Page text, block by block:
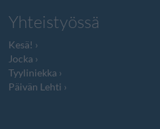
Yhteistyössä
Kesä!
Jocka
Tyyliniekka
Päivän Lehti